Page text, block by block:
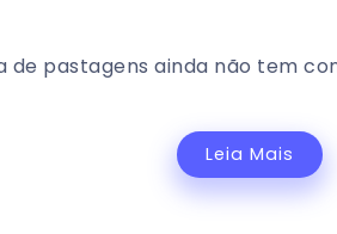
de pastagens ainda não tem
Leia Mais